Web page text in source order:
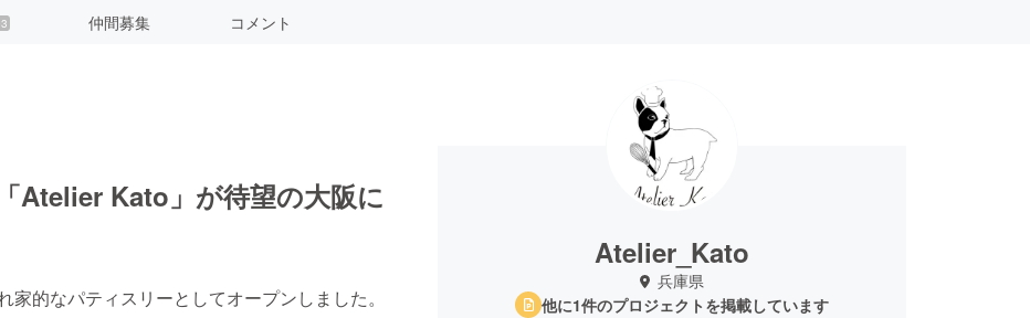
仲間募集 コメント
Atelier Kato」が待望の大阪に
的なパティスリーとしてオープンしました。
Atelier_Kato
兵庫県
他に1件のプロジェクトを掲載しています